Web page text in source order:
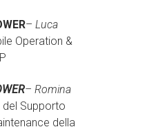
– Luca
Operation &
– Romina
del Supporto
della